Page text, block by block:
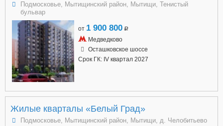
Подмосковье, Мытищинский район, Мытищи, Тенистый
бульвар
от 1 900 800 a
Медведково
Осташковское шоссе
Срок ГК: IV квартал 2027
Жилые кварталы «Белый Град»
Подмосковье, Мытищинский район, Мытищи, д. Челобитьево